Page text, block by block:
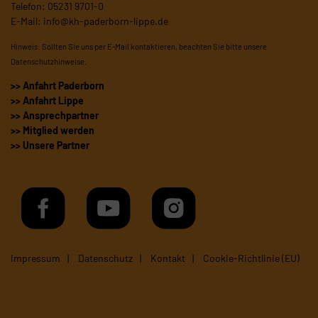
Telefon: 05231 9701-0
E-Mail: info@kh-paderborn-lippe.de
Hinweis: Sollten Sie uns per E-Mail kontaktieren, beachten Sie bitte unsere
Datenschutzhinweise
>> Anfahrt Paderborn
>> Anfahrt Lippe
>> Ansprechpartner
>> Mitglied werden
>> Unsere Partner
Impressum Datenschutz Kontakt Cookie-Richtlinie (EU)